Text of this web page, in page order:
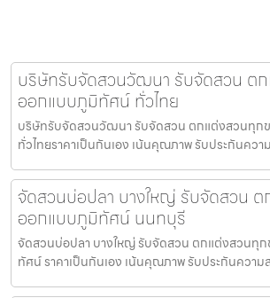
บริษัทรับจัดสวนวัฒนา รับจัดสวน ต
ออกแบบภูมิทัศน์ ทั่วไทย
บริษัทรับจัดสวนวัฒนา รับจัดสวน ตกแต่งสวนทุก
ทั่วไทยราคาเป็นกันเอง เน้นคุณภาพ รับประกันควา
จัดสวนบ่อปลา บางใหญ่ รับจัดสวน ต
ออกแบบภูมิทัศน์ นนทบุรี
จัดสวนบ่อปลา บางใหญ่ รับจัดสวน ตกแต่งสวนทุ
ทัศน์ ราคาเป็นกันเอง เน้นคุณภาพ รับประกันควา